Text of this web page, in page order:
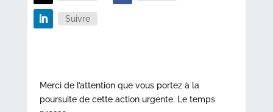
Suivre
Merci de l’attention que vous portez à la
poursuite de cette action urgente. Le temps